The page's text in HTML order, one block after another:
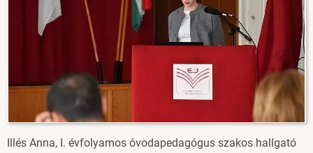
Illés Anna, I. évfolyamos óvodapedagógus szakos hallgató